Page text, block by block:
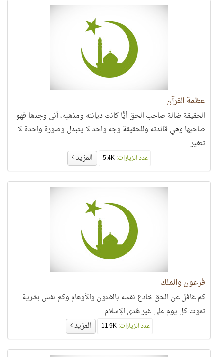
عظمة القرآن
الحقيقة ضالة صاحب الحق أيًّا كانت ديانته ومذهبه، أنى وجدها فهو
صاحبها وهي قائدته وللحقيقة وجه واحد لا يتبدل وصورة واحدة لا
تتغير..
عدد الزيارات: المزيد
فرعون والملك
كم غافل عن الحق خادع نفسه بالظنون والأوهام وكم نفس بشرية
تموت كل يوم على غير هُدى الإسلام..
عدد الزيارات:11.9K المزيد